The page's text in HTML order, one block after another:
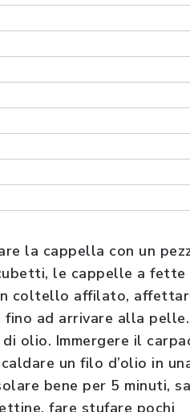
la cappella con un
le cappelle a fette
coltello affilato,
ad arrivare alla pelle.
olio. Immergere il
un filo d’olio in
bene per 5 minuti,
fare stufare pochi